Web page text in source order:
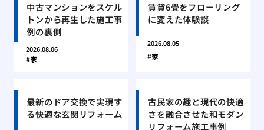
中古マンションをスケル
トンから再生した施工事
例の裏側
2026.08.06
家
賃貸6畳をフローリング
に変えた体験談
2026.08.05
家
最新のドア交換で実現す
る快適な玄関リフォーム
古民家の趣と現代の快適
さを融合させた和モダン
リフォーム施工事例